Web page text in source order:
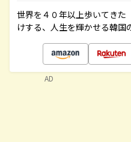
世界を４０年以上歩いてきた
けする、人生を輝かせる韓国
AD